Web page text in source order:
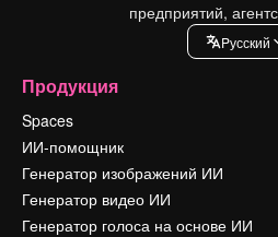
предприятий,
Pусский
Продукция
Spaces
ИИ-помощник
Генератор изображений ИИ
Генератор видео ИИ
Генератор голоса на основе ИИ